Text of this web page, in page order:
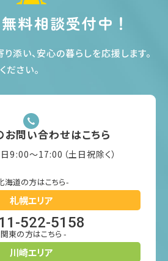
料相談受付中！
り添い、安心の暮らしを応援します。
ださい。
お問い合わせはこちら
〜17:00（土日祝除く）
海道の方はこちら-
札幌エリア
522-5158
東の方はこちら -
川崎エリア